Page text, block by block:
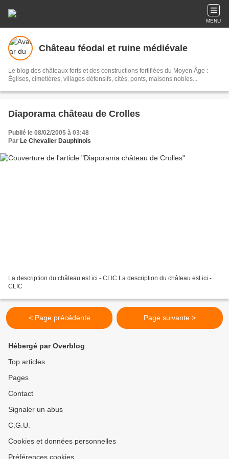
MENU
Château féodal et ruine médiévale
Le blog des châteaux forts et des constructions fortifiées du Moyen Âge :
Églises, cimetières, villages défensifs, cités, ponts, maisons nobles...
Diaporama château de Crolles
Publié le 08/02/2005 à 03:48
Par Le Chevalier Dauphinois
La description du château est ici - CLIC La description du château est ici -
CLIC
< Page précédente Page suivante >
Hébergé par Overblog
Top articles
Pages
Contact
Signaler un abus
C.G.U.
Cookies et données personnelles
Préférences cookies